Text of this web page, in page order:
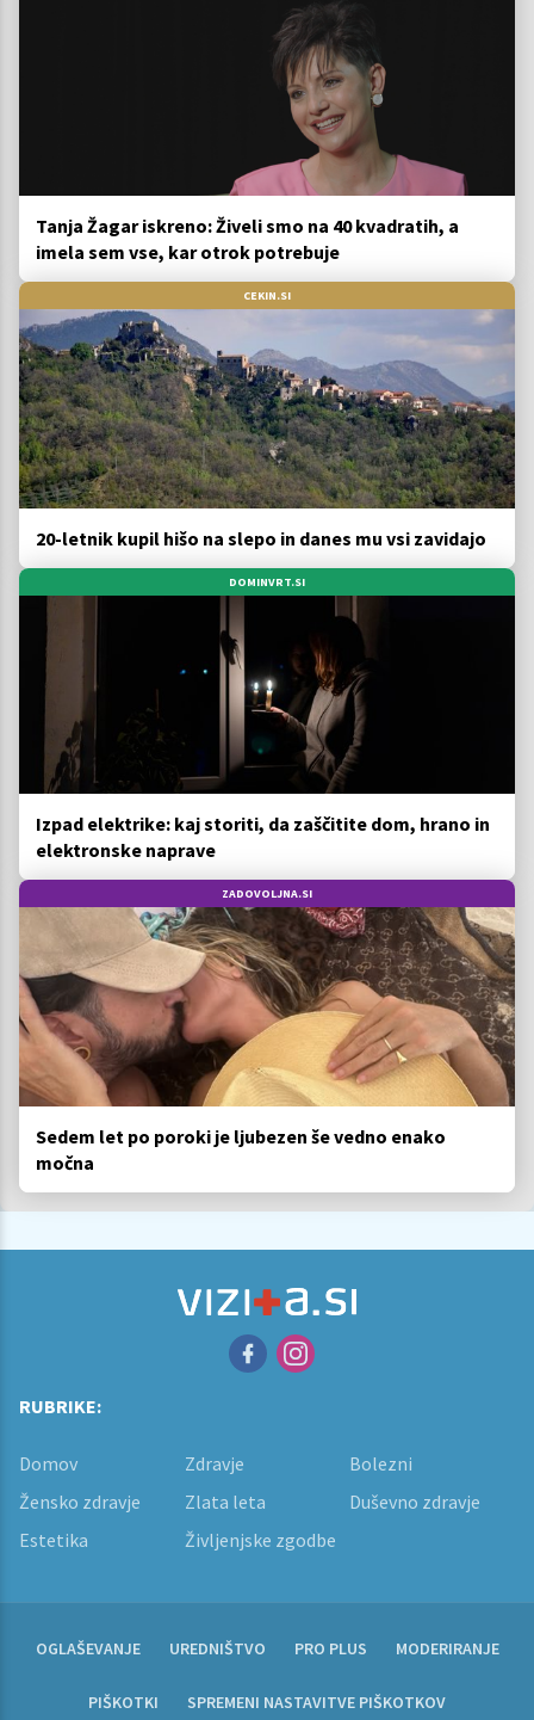
Tanja Žagar iskreno: Živeli smo na 40 kvadratih, a
imela sem vse, kar otrok potrebuje
CEKIN.SI
20-letnik kupil hišo na slepo in danes mu vsi zavidajo
DOMINVRT.SI
Izpad elektrike: kaj storiti, da zaščitite dom, hrano in
elektronske naprave
ZADOVOLJNA.SI
Sedem let po poroki je ljubezen še vedno enako
močna
RUBRIKE:
Domov Zdravje
Bolezni
Žensko zdravje
Zlata leta
Duševno zdravje
Estetika
Življenjske zgodbe
OGLAŠEVANJE UREDNIŠTVO PRO PLUS MODERIRANJE
PIŠKOTKI SPREMENI NASTAVITVE PIŠKOTKOV